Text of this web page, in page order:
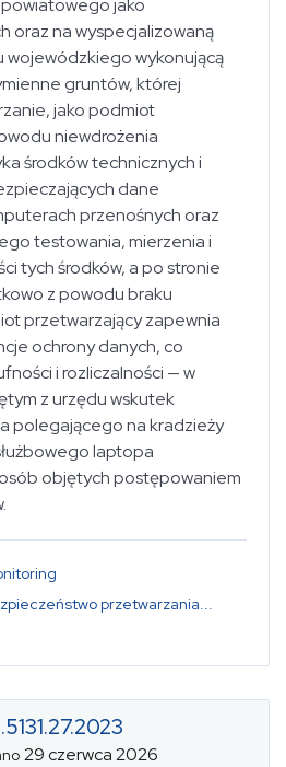
jako
oraz na wyspecjalizowaną
wojewódzkiego wykonującą
gruntów, której
jako podmiot
niewdrożenia
środków technicznych i
dane
przenośnych oraz
testowania, mierzenia i
tych środków, a po stronie
z powodu braku
przetwarzający zapewnia
ochrony danych, co
i rozliczalności — w
z urzędu wskutek
polegającego na kradzieży
laptopa
objętych postępowaniem
przetwarzania...
29 czerwca 2026